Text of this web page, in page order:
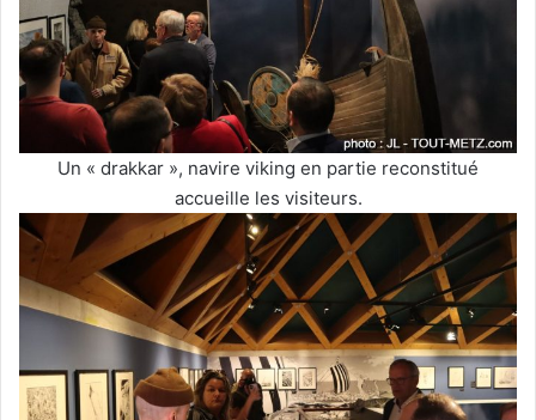
Un « drakkar », navire viking en partie reconstitué
accueille les visiteurs.